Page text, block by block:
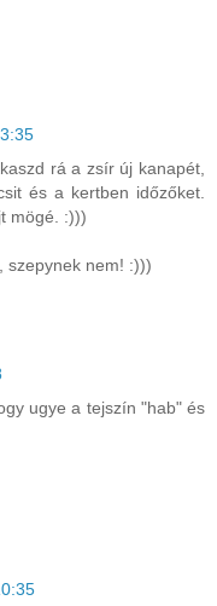
rá a zsír új kanapét,
és a kertben időzőket.
mögé. :)))
szepynek nem! :)))
ugye a tejszín "hab" és